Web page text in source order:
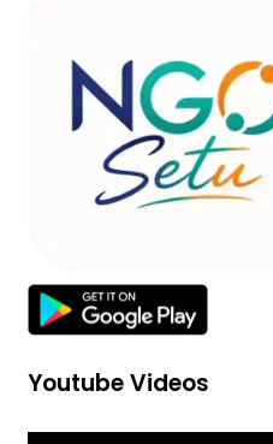
Youtube Videos